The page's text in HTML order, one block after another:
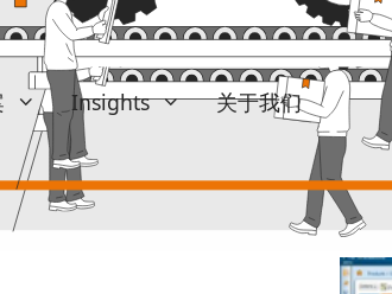
周一至周五：08.00 - 17.00（UTC+1）
扩展
订购计划方
Insights 关于我们